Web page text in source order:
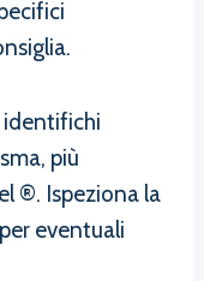
identifichi
più
®. Ispeziona la
eventuali